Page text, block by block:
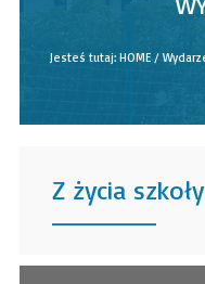
Jesteś tutaj: HOME/
Z życia szkoły
______